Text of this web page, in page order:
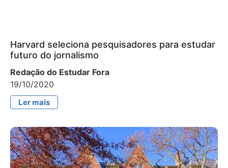
Harvard seleciona pesquisadores para estudar
futuro do jornalismo
Redação do Estudar Fora
19/10/2020
Ler mais